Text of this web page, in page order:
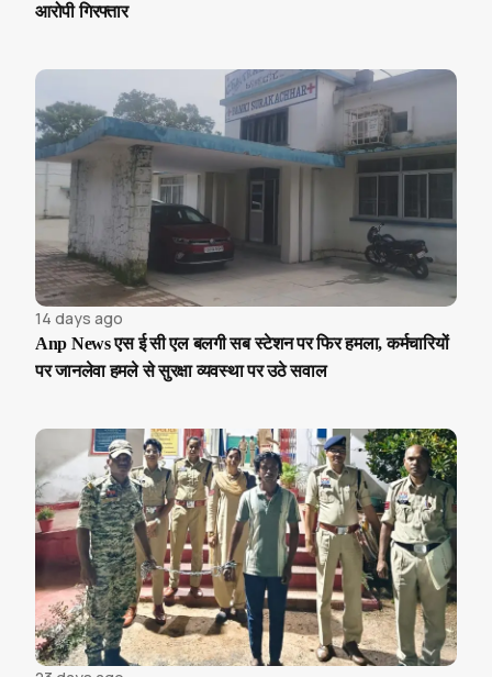
आरोपी गिरफ्तार
14 days ago
Anp News एस ई सी एल बलगी सब स्टेशन पर फिर हमला, कर्मचारियों
पर जानलेवा हमले से सुरक्षा व्यवस्था पर उठे सवाल